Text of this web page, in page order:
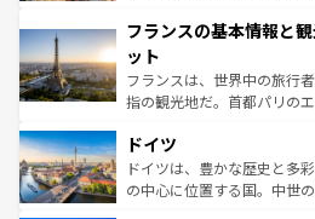
ませてくれるイタリアで、
なお、新着のイタリア情報は
しい。
文化が根付くこの国では、
れる闘牛、そして美味しい
る。首都マドリードの洗練
アートに溢れた街角から、
せる。地方によって風土や
性
ンテンツ一覧を参照してほ
フランスの基本情報と
ット
フランスは、世界中の旅行
指の観光地だ。首都パリの
で、幅広い魅力が詰まって
聖堂、美しいビーチ、そし
から魅了する。また、フラ
ドイツ
ドイツは、豊かな歴史と多
の中心に位置する国。中世